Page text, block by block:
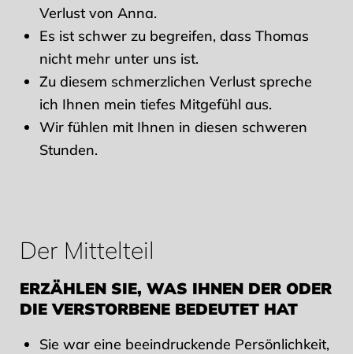
Verlust von Anna.
Es ist schwer zu begreifen, dass Thomas
nicht mehr unter uns ist.
Zu diesem schmerzlichen Verlust spreche
ich Ihnen mein tiefes Mitgefühl aus.
Wir fühlen mit Ihnen in diesen schweren
Stunden.
Der Mittelteil
ERZÄHLEN SIE, WAS IHNEN DER ODER
DIE VERSTORBENE BEDEUTET HAT
Sie war eine beeindruckende Persönlichkeit,